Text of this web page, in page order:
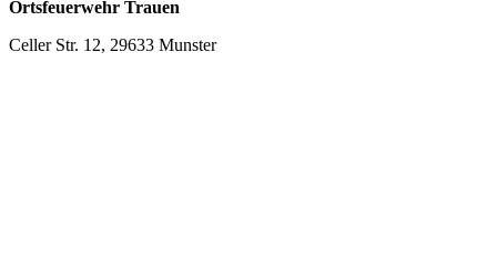
Ortsfeuerwehr Trauen
Celler Str. 12, 29633 Munster